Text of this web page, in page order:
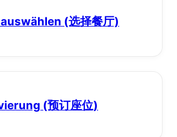
(选择餐厅)
(预订座位)